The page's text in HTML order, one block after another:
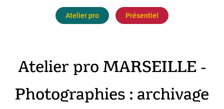
Atelier pro Présentiel
Atelier pro MARSEILLE -
Photographies : archivage